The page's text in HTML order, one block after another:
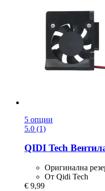
5 опции
5.0 (1)
QIDI Tech
Оригинална
От Qidi Tech
€ 9,99